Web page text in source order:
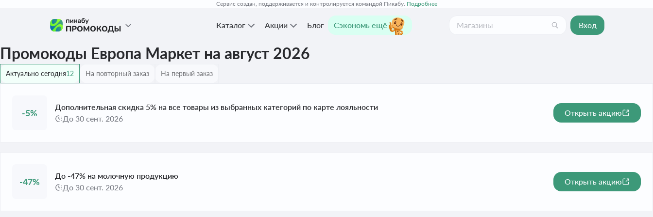
Сервис создан, поддерживается и контролируется командой Пикабу. Подробнее
Каталог Акции Блог Сэкономь ещё Вход
Промокоды Европа Маркет на август 2026
Актуально сегодня12 На повторный заказ На первый заказ
-5%
Дополнительная скидка 5% на все товары из выбранных категорий по карте лояльности
До 30 сент. 2026
Открыть акцию
-47%
До -47% на молочную продукцию
До 30 сент. 2026
Открыть акцию